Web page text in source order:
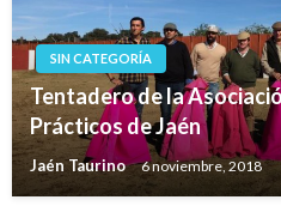
SIN CATEGORÍA
Tentadero de la
Prácticos de Jaén
Jaén Taurino 6 noviembre, 2018